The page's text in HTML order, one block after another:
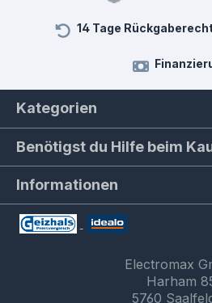
14 Tage
Kategorien
Benötigst du Hilfe beim
Informationen
Electromax
Harham
5760